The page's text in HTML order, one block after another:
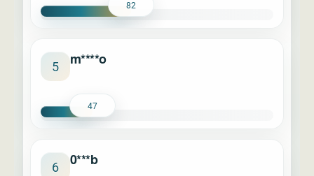
82
5 m****o
47
6 0***b